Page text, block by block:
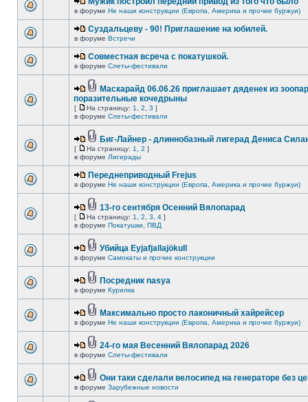
в форуме Не наши конструкции (Европа, Америка и прочие буржуи)
Суздальцеву - 90! Приглашение на юбилей.
в форуме Встречи
Совместная всреча с покатушкой.
в форуме Слеты-фестивали
Маскарайд 06.06.26 приглашает дяденек из
поразительные кочедрыны
[ На страницу: 1 2 3 ]
в форуме Слеты-фестивали
Биг-Лайнер - длиннобазный лигерад Дениса
[ На страницу: 1 2 ]
в форуме Лигерады
Переднеприводный Frejus
в форуме Не наши конструкции (Европа, Америка и прочие буржуи)
13-го сентября Осенний Вялопарад
[ На страницу: 1 2 3 4 ]
в форуме Покатушки, ПВД
Убийца Eyjafjallajökull
в форуме Самокаты и прочие конструкции
Посредник nasya
в форуме Курилка
Максимально просто лаконичный хайрейсер
в форуме Не наши конструкции (Европа, Америка и прочие буржуи)
24-го мая Весенний Вялопарад 2026
в форуме Слеты-фестивали
Они таки сделали велосипед на генераторе без
в форуме Зарубежные новости